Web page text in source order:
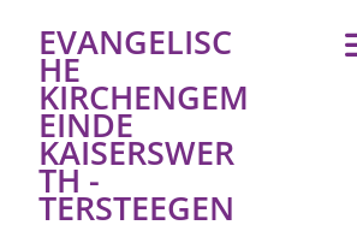
EVANGELISC
HE
KIRCHENGEM
EINDE
KAISERSWER
TH -
TERSTEEGEN